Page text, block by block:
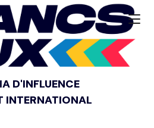
D'INFLUENCE
INTERNATIONAL